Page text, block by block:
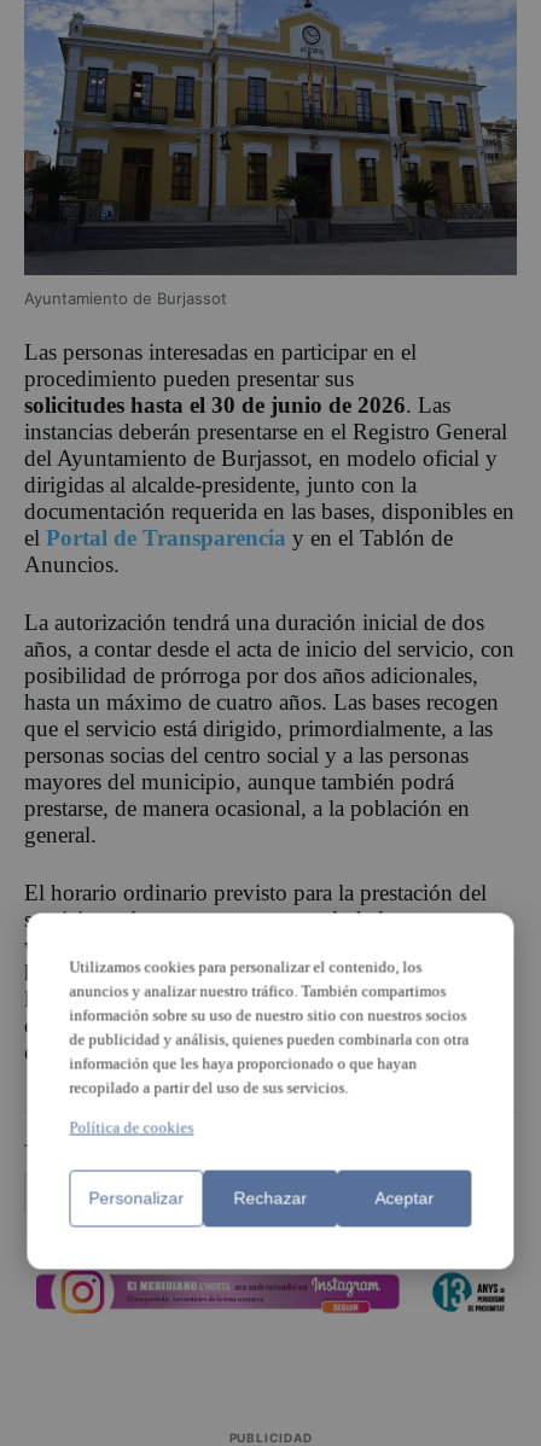
Ayuntamiento de Burjassot
Las personas interesadas en participar en el
procedimiento pueden presentar sus
solicitudes hasta el 30 de junio de 2026. Las
instancias deberán presentarse en el Registro General
del Ayuntamiento de Burjassot, en modelo oficial y
dirigidas al alcalde-presidente, junto con la
documentación requerida en las bases, disponibles en
el Portal de Transparencia y en el Tablón de
Anuncios.
La autorización tendrá una duración inicial de dos
años, a contar desde el acta de inicio del servicio, con
posibilidad de prórroga por dos años adicionales,
hasta un máximo de cuatro años. Las bases recogen
que el servicio está dirigido, primordialmente, a las
personas socias del centro social y a las personas
mayores del municipio, aunque también podrá
prestarse, de manera ocasional, a la población en
general.
El horario ordinario previsto para la prestación del
servicio será, como norma general, de lunes a
viernes, de 9:00 a 13:00 horas y de 16:00 a 20:00
horas, así como los sábados por la mañana. Además,
la persona adjudicataria deberá mantener expuesto en
el local, de forma visible y legible, el listado
completo de servicios y precios autorizados.
TEMAS
servicios municipales
PUBLICIDAD
Utilizamos cookies para personalizar el contenido, los
anuncios y analizar nuestro tráfico. También compartimos
información sobre su uso de nuestro sitio con nuestros socios
de publicidad y análisis, quienes pueden combinarla con otra
información que les haya proporcionado o que hayan
recopilado a partir del uso de sus servicios.
Política de cookies
Personalizar Rechazar Aceptar